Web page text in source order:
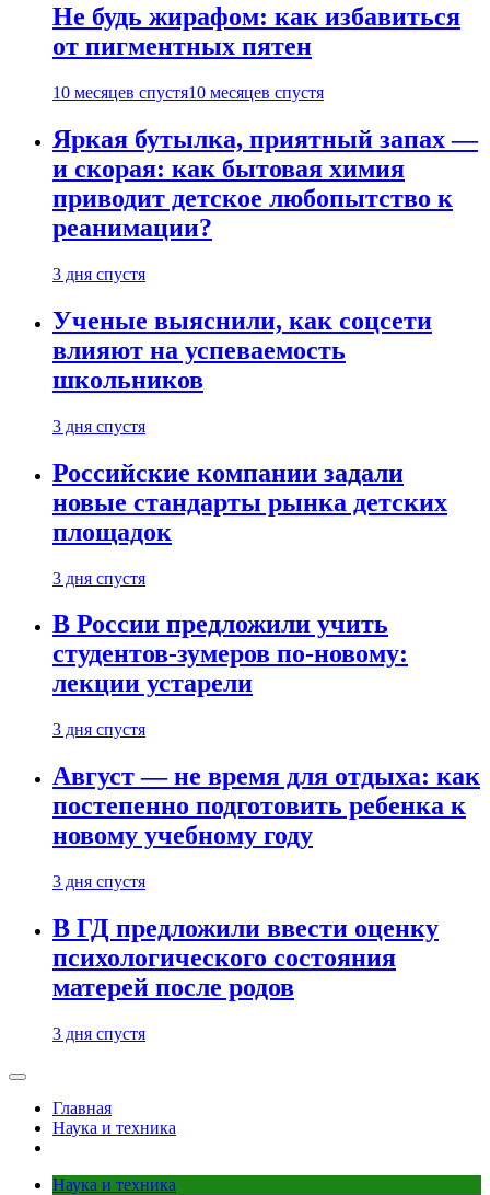
Не будь жирафом: как избавиться
от пигментных пятен
10 месяцев спустя10 месяцев спустя
Яркая бутылка, приятный запах —
и скорая: как бытовая химия
приводит детское любопытство к
реанимации?
3 дня спустя
Ученые выяснили, как соцсети
влияют на успеваемость
школьников
3 дня спустя
Российские компании задали
новые стандарты рынка детских
площадок
3 дня спустя
В России предложили учить
студентов-зумеров по-новому:
лекции устарели
3 дня спустя
Август — не время для отдыха: как
постепенно подготовить ребенка к
новому учебному году
3 дня спустя
В ГД предложили ввести оценку
психологического состояния
матерей после родов
3 дня спустя
Главная
Наука и техника
Наука и техника